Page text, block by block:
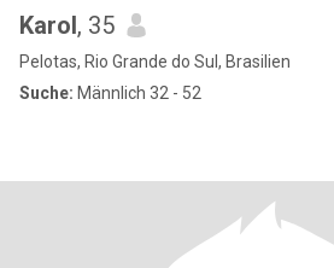
Karol, 35
Pelotas, Rio Grande do Sul, Brasilien
Suche: Männlich 32 - 52